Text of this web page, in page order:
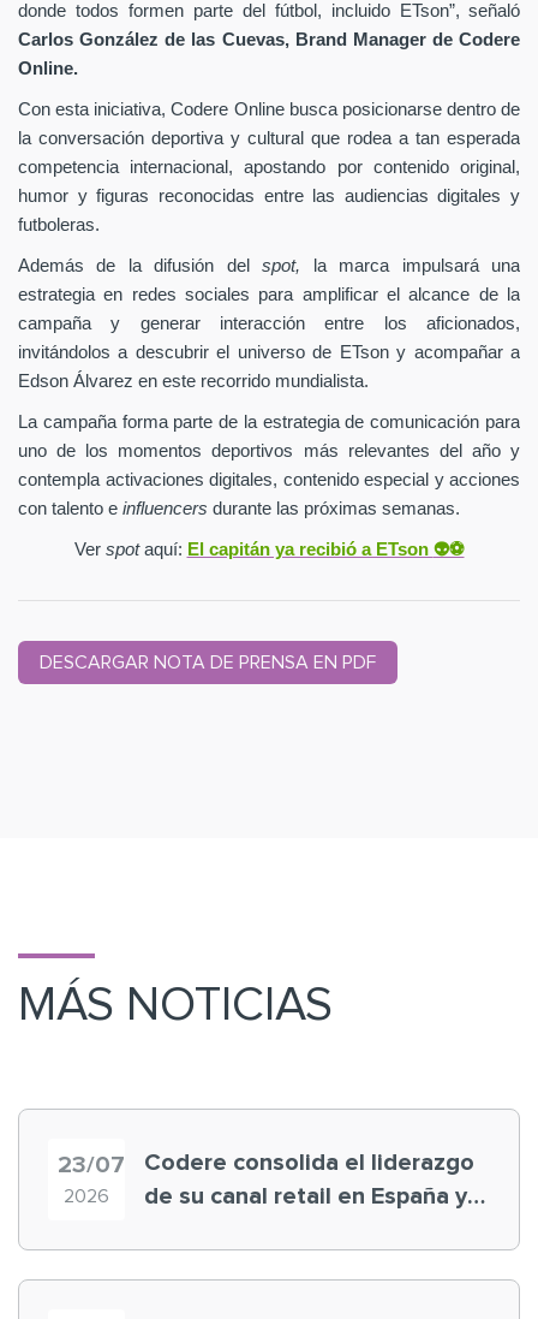
donde todos formen parte del fútbol, incluido ETson”, señaló
Carlos González de las Cuevas, Brand Manager de Codere
Online.
Con esta iniciativa, Codere Online busca posicionarse dentro de
la conversación deportiva y cultural que rodea a tan esperada
competencia internacional, apostando por contenido original,
humor y figuras reconocidas entre las audiencias digitales y
futboleras.
Además de la difusión delspot,
la marca impulsará una
estrategia en redes sociales para amplificar el alcance de la
campaña y generar interacción entre los aficionados,
invitándolos a descubrir el universo de ETson y acompañar a
Edson Álvarez en este recorrido mundialista.
La campaña forma parte de la estrategia de comunicación para
uno de los momentos deportivos más relevantes del año y
contempla activaciones digitales, contenido especial y acciones
con talento e influencers durante las próximas semanas.
Ver spotaquí: El capitán ya recibió a ETson 👽⚽️
DESCARGAR NOTA DE PRENSA EN PDF
MÁS NOTICIAS
23/07
2026
Codere consolida el liderazgo
de su canal retail en España y